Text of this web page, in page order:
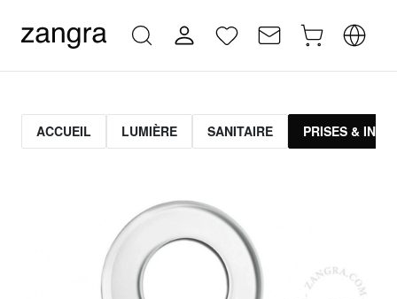
ACCUEIL LUMIÈRE SANITAIRE PRISES &